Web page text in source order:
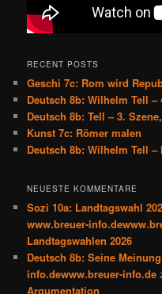
RECENT POSTS
Geschi 7c: Rom wird
Deutsch 8b: Wilhelm Tell –
Deutsch 8b: Tell – 3.
Kunst 7c: Römer malen
Deutsch 8b: Wilhelm Tell –
NEUESTE KOMMENTARE
Sozi 10a: Landtagswahl
www.breuer-
Landtagswahlen 2026
Deutsch 8b: Seine
info.dewww.breuer-info.de
Argumentation